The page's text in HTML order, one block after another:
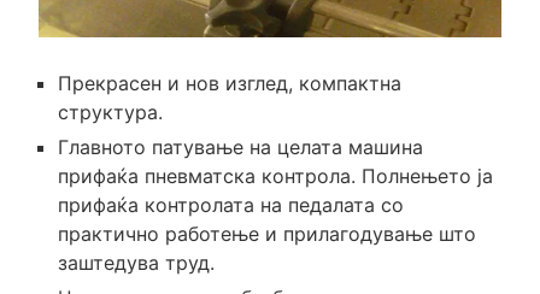
Прекрасен и нов изглед, компактна
структура.
Главното патување на целата машина
прифаќа пневматска контрола. Полнењето ја
прифаќа контролата на педалата со
практично работење и прилагодување што
заштедува труд.